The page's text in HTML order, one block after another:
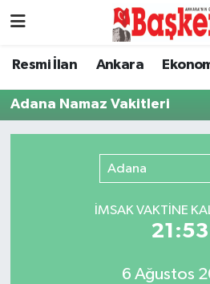
Resmi İlan Ankara
Adana Namaz Vakitleri
Adana
İMSAK VAKTİNE
21:53
6 Ağustos
Ankara
Asayiş
Nöbetçi Eczaneler
Hava Durumu
Trafik Durumu
Süper Lig Puan Durumu ve
Tüm Manşetler